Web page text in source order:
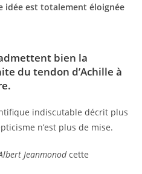
idée est totalement éloignée
bien la
du tendon d’Achille à
indiscutable décrit plus
n’est plus de mise.
Jeanmonodcette